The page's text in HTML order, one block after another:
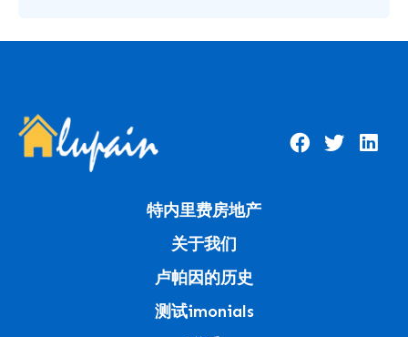
特内里费房地产
关于我们
卢帕因的历史
测试imonials